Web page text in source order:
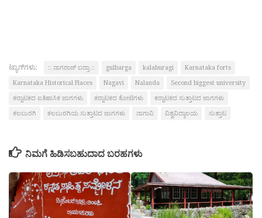
ಟ್ಯಾಗ್‌ಗಳು: :: ನಾಗರಾಜ್ ಬದ್ರಾ :: gulbarga kalaburagi
Karnataka forts
Karnataka Historical Places
Nagavi Nalanda
Second biggest university
ಕರ‍್ನಾಟಕದ ಐತಿಹಾಸಿಕ ಜಾಗಗಳು
ಕರ‍್ನಾಟಕದ ಕೋಟೆಗಳು
ಕರ‍್ನಾಟಕದ ಸುತ್ತಾಟದ ಜಾಗಗಳು
ಕಲಬುರಗಿ
ಕಲಬುರಗಿಯ ಸುತ್ತಾಟದ ಜಾಗಗಳು ನಾಗಾವಿ ವಿಶ್ವವಿದ್ಯಾಲಯ ಸುತ್ತಾಟ
ನಿಮಗೆ ಹಿಡಿಸಬಹುದಾದ ಬರಹಗಳು